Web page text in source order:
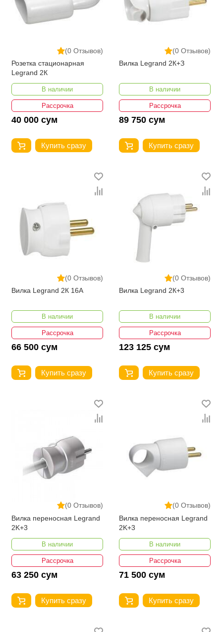
(0 Отзывов)
Розетка стационарная
Legrand 2К
В наличии
Рассрочка
40 000 сум
Купить сразу
(0 Отзывов)
Вилка Legrand 2К+З
В наличии
Рассрочка
89 750 сум
Купить сразу
(0 Отзывов)
Вилка Legrand 2К 16А
В наличии
Рассрочка
66 500 сум
Купить сразу
(0 Отзывов)
Вилка Legrand 2К+3
В наличии
Рассрочка
123 125 сум
Купить сразу
(0 Отзывов)
Вилка переносная Legrand
2K+3
В наличии
Рассрочка
63 250 сум
Купить сразу
(0 Отзывов)
Вилка переносная Legrand
2K+3
В наличии
Рассрочка
71 500 сум
Купить сразу